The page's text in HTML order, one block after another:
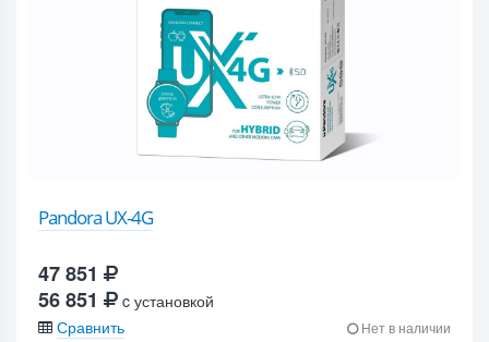
Pandora UX-4G
47 851
56 851
c установкой
Сравнить
Нет в наличии